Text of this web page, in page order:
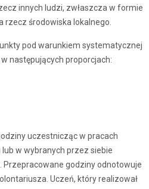
innych ludzi, zwłaszcza w formie
rzecz środowiska lokalnego.
pod warunkiem systematycznej
następujących proporcjach:
uczestnicząc w pracach
w wybranych przez siebie
Przepracowane godziny odnotowuje
Uczeń, który realizował